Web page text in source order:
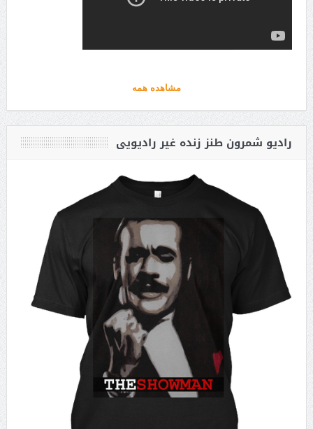
مشاهده همه
رادیو شمرون طنز زنده غیر رادیویی